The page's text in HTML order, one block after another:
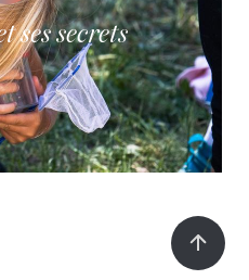
ses secrets